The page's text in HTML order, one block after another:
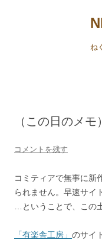
ね
（この日のメ
コメントを残す
コミティアで無事に新
られません。早速サイ
…ということで、この
「有楽舎工房」 のサイ